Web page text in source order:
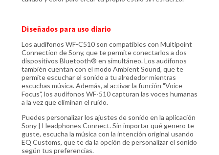
Diseñados para uso diario
Los audífonos WF-C510 son compatibles con Multipoint
Connection de Sony, que te permite conectarlos a dos
dispositivos Bluetooth® en simultáneo. Los audífonos
también cuentan con el modo Ambient Sound, que te
permite escuchar el sonido a tu alrededor mientras
escuchas música. Además, al activar la función "Voice
Focus", los audífonos WF-510 capturan las voces humanas
a la vez que eliminan el ruido.
Puedes personalizar los ajustes de sonido en la aplicación
Sony | Headphones Connect. Sin importar qué genero te
guste, escucha la música con la intención original usando
EQ Customs, que te da la opción de personalizar el sonido
según tus preferencias.